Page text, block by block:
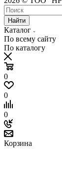
Найти
Каталог
По всему сайту
По каталогу
0
0
0
Корзина